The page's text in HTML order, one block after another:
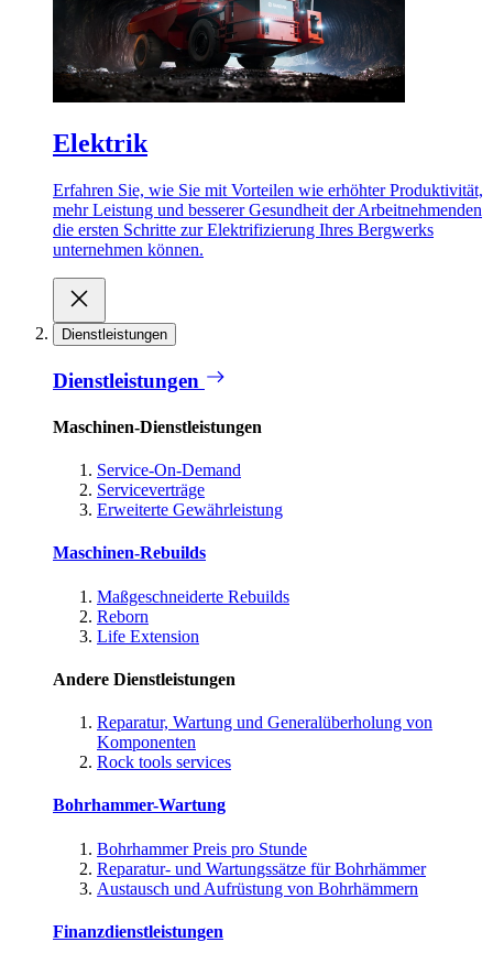
Elektrik
Erfahren Sie, wie Sie mit Vorteilen wie erhöhter Produktivität,
mehr Leistung und besserer Gesundheit der Arbeitnehmenden
die ersten Schritte zur Elektrifizierung Ihres Bergwerks
unternehmen können.
Dienstleistungen
Dienstleistungen
Maschinen-Dienstleistungen
Service-On-Demand
Serviceverträge
Erweiterte Gewährleistung
Maschinen-Rebuilds
Maßgeschneiderte Rebuilds
Reborn
Life Extension
Andere Dienstleistungen
Reparatur, Wartung und Generalüberholung von
Komponenten
Rock tools services
Bohrhammer-Wartung
Bohrhammer Preis pro Stunde
Reparatur- und Wartungssätze für Bohrhämmer
Austausch und Aufrüstung von Bohrhämmern
Finanzdienstleistungen